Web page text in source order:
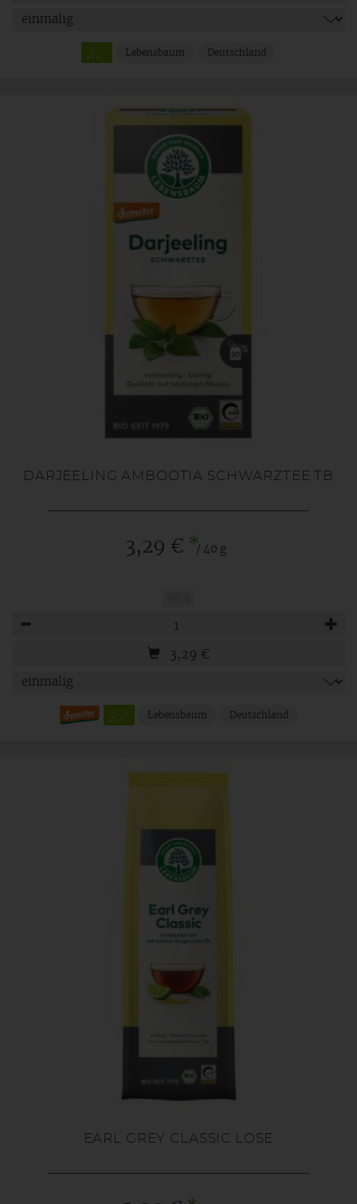
Lebensbaum Deutschland
DARJEELING AMBOOTIA SCHWARZTEE TB
3,29 € */ 40 g
3,29 €
Lebensbaum Deutschland
EARL GREY CLASSIC LOSE